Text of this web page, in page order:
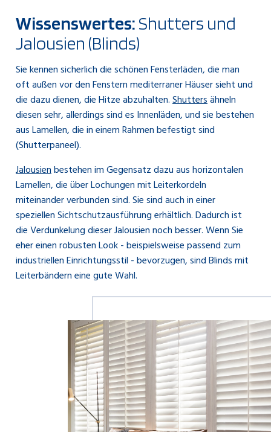
Wissenswertes:Shutters und
Jalousien (Blinds)
Sie kennen sicherlich die schönen Fensterläden, die man
oft außen vor den Fenstern mediterraner Häuser sieht und
die dazu dienen, die Hitze abzuhalten.Shuttersähneln
diesen sehr, allerdings sind es Innenläden, und sie bestehen
aus Lamellen, die in einem Rahmen befestigt sind
(Shutterpaneel).
Jalousienbestehen im Gegensatz dazu aus horizontalen
Lamellen, die über Lochungen mit Leiterkordeln
miteinander verbunden sind. Sie sind auch in einer
speziellen Sichtschutzausführung erhältlich. Dadurch ist
die Verdunkelung dieser Jalousien noch besser. Wenn Sie
eher einen robusten Look - beispielsweise passend zum
industriellen Einrichtungsstil - bevorzugen, sind Blinds mit
Leiterbändern eine gute Wahl.